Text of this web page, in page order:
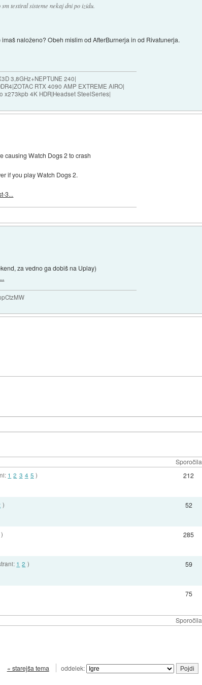
testiral sisteme nekaj dni po izidu.
naloženo? Obeh mislim od AfterBurnerja in od Rivatunerja.
3,8GHz+NEPTUNE 240|
RTX 4090 AMP EXTREME AIRO|
x273kpb 4K HDR|Headset SteelSeries|
causing Watch Dogs 2 to crash
if you play Watch Dogs 2.
3...
za vedno ga dobiš na Uplay)
Sporočila
Sporočila
1 2 3 4 5 )
212
)
52
)
285
1 2 )
59
75
« starejša tema oddelek: